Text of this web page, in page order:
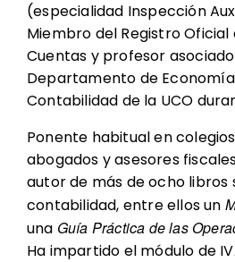
(especialidad Inspección
Miembro del Registro
Cuentas y profesor
Departamento de
Contabilidad de la UCO
Ponente habitual en
abogados y asesores
autor de más de ocho libros
contabilidad, entre ellos un
una Guía Práctica de las
Ha impartido el módulo de